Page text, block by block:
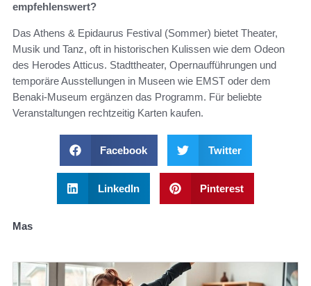
empfehlenswert?
Das Athens & Epidaurus Festival (Sommer) bietet Theater,
Musik und Tanz, oft in historischen Kulissen wie dem Odeon
des Herodes Atticus. Stadttheater, Opernaufführungen und
temporäre Ausstellungen in Museen wie EMST oder dem
Benaki-Museum ergänzen das Programm. Für beliebte
Veranstaltungen rechtzeitig Karten kaufen.
Facebook Twitter
LinkedIn Pinterest
Mas